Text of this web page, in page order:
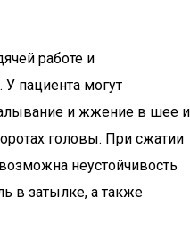
работе и
пациента могут
и жжение в шее и
головы. При сжатии
неустойчивость
в затылке, а также